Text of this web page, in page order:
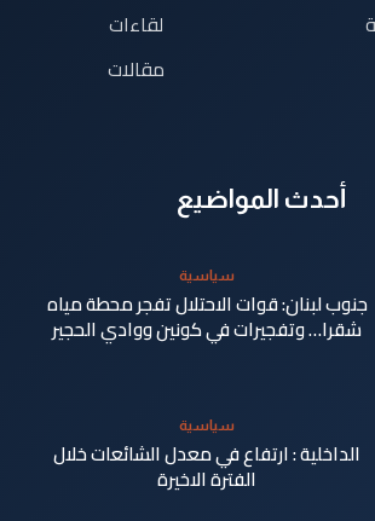
لقاءات
مقالات
أحدث المواضيع
سياسية
جنوب لبنان: قوات الاحتلال تفجر محطة مياه
شقرا… وتفجيرات في كونين ووادي الحجير
سياسية
الداخلية : ارتفاع في معدل الشائعات خلال
الفترة الاخيرة